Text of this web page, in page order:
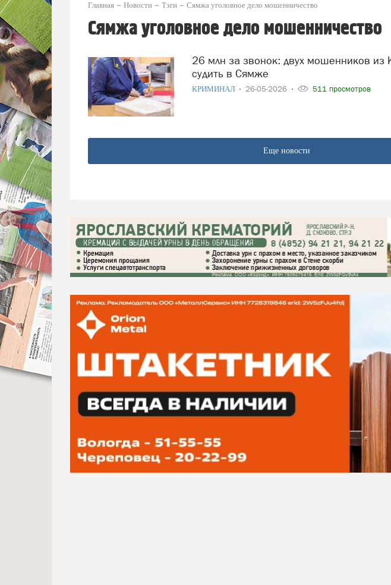
Главная Новости Тэги Сямжа уголовное дело мошенничество
Сямжа уголовное дело мошенничество
26 млн за звонок: двух мошенников из Кемерова будут
судить в Сямже
КРИМИНАЛ 26-05-2026 511 просмотров
Еще новости